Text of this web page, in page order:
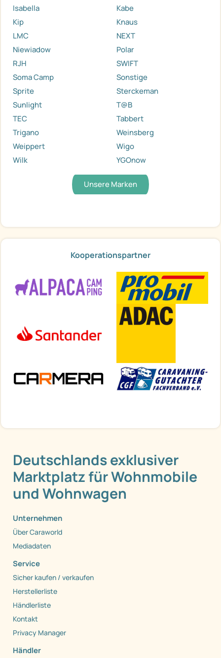
Isabella
Kabe
Kip
Knaus
LMC
NEXT
Niewiadow
Polar
RJH
SWIFT
Soma Camp
Sonstige
Sprite
Sterckeman
Sunlight
T@B
TEC
Tabbert
Trigano
Weinsberg
Weippert
Wigo
Wilk
YGOnow
Unsere Marken
Kooperationspartner
Deutschlands exklusiver
Marktplatz für Wohnmobile
und Wohnwagen
Unternehmen
Über Caraworld
Mediadaten
Service
Sicher kaufen / verkaufen
Herstellerliste
Händlerliste
Kontakt
Privacy Manager
Händler